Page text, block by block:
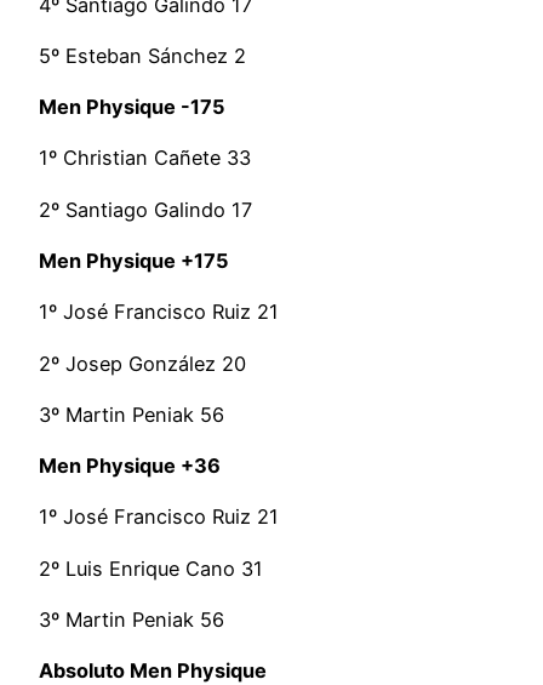
5º Esteban Sánchez 2
Men Physique -175
1º Christian Cañete 33
2º Santiago Galindo 17
Men Physique +175
1º José Francisco Ruiz 21
2º Josep González 20
3º Martin Peniak 56
Men Physique +36
1º José Francisco Ruiz 21
2º Luis Enrique Cano 31
3º Martin Peniak 56
Absoluto Men Physique